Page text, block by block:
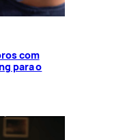
com
para o